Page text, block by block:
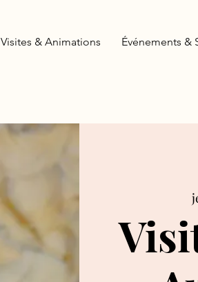
Visites & Animations Événements &